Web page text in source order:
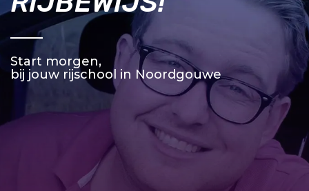
Start morgen,
bij jouw rijschool in Noordgouwe